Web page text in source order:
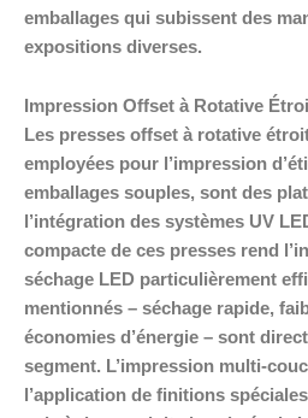
emballages qui subissent des
expositions diverses.
Impression Offset à Rotative
Les presses offset à rotative
employées pour l’impression
emballages souples, sont des
l’intégration des systèmes UV
compacte de ces presses rend
séchage LED particulièrement
mentionnés – séchage rapide,
économies d’énergie – sont
segment. L’impression multi-
l’application de finitions